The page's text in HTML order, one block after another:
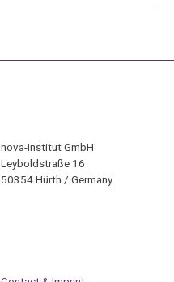
nova-Institut GmbH
Leyboldstraße 16
50354 Hürth / Germany